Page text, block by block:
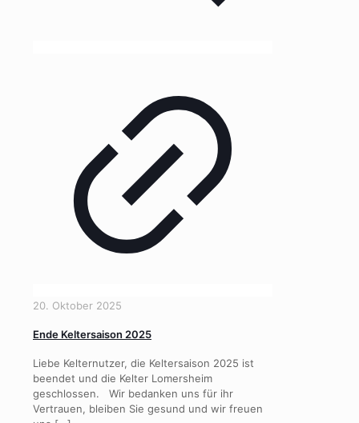
20. Oktober 2025
Ende Keltersaison 2025
Liebe Kelternutzer, die Keltersaison 2025 ist
beendet und die Kelter Lomersheim
geschlossen. Wir bedanken uns für ihr
Vertrauen, bleiben Sie gesund und wir freuen